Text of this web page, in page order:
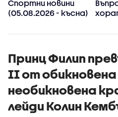
Спортни новини
(05.08.2026 - късна)
Принц Филип
II от
необикновена
лейди Колин